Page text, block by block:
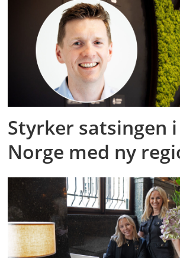
Styrker satsingen
Norge med ny